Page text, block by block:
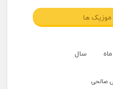
موزیک ها
ماه سال
صالحی